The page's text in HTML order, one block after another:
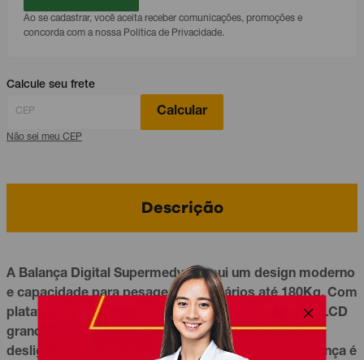
Ao se cadastrar, você aceita receber comunicações, promoções e
concorda com a nossa Política de Privacidade.
Calcule seu frete
Calcular
Não sei meu CEP
Descrição
A Balança Digital Supermedy possui um design moderno
e capacidade para pesagem de usuários até 180Kg. Com
plataforma de 6 mm de vidro temperado e visor de LCD
grande de fácil leitura, além das funções de auto
desligamento e indicador de bateria fraca, esta balança é